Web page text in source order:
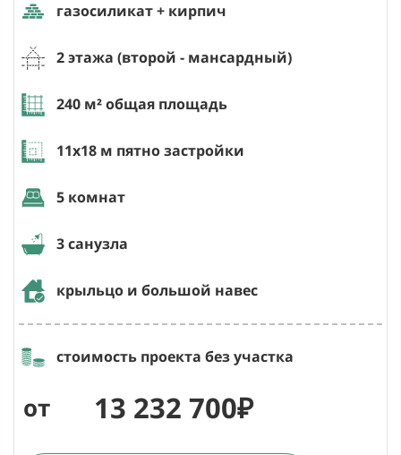
газосиликат + кирпич
2 этажа (второй - мансардный)
240 м² общая площадь
11х18 м пятно застройки
5 комнат
3 санузла
крыльцо и большой навес
стоимость проекта без участка
от 13 232 700₽